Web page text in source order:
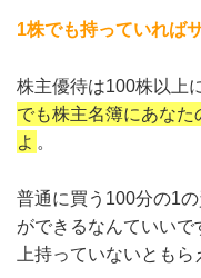
1株でも持っていれば
株主優待は100株以上
でも株主名簿にあな
よ 。
普通に買う100分の1
ができるなんていい
上持っていないとも